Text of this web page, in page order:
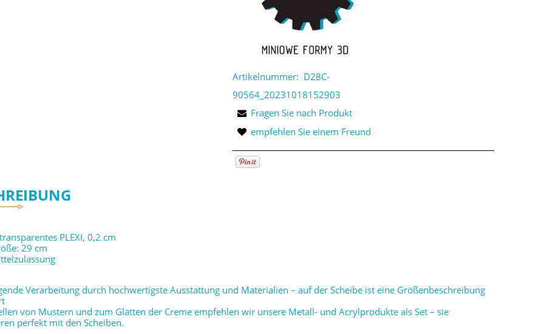
Artikelnummer: D28C-
90564_20231018152903
Fragen Sie nach Produkt
empfehlen Sie einem Freund
PLEXI, 0,2 cm
29 cm
Verarbeitung durch hochwertigste Ausstattung und Materialien – auf der Scheibe ist eine Größenbeschreibung
von Mustern und zum Glätten der Creme empfehlen wir unsere Metall- und Acrylprodukte als Set – sie
perfekt mit den Scheiben.